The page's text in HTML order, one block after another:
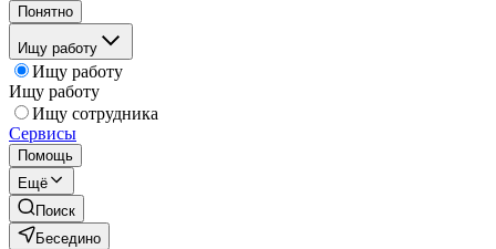
Понятно
Ищу работу
Ищу работу
Ищу работу
Ищу сотрудника
Сервисы
Помощь
Ещё
Поиск
Беседино